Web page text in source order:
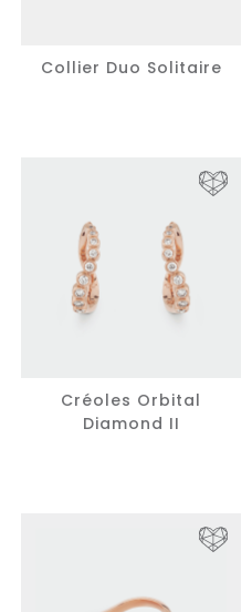
Collier Duo Solitaire
Créoles Orbital
Diamond II